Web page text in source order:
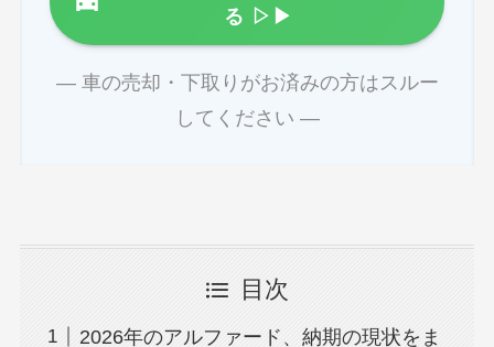
る ▷▶
― 車の売却・下取りがお済みの方はスルー
してください ―
目次
2026年のアルファード、納期の現状をま